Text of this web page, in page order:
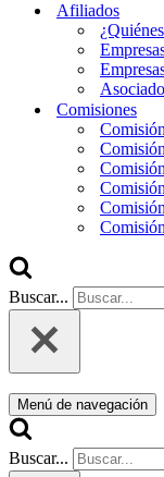
Afiliados
Comisiones
Buscar...
Menú de navegación
Buscar...